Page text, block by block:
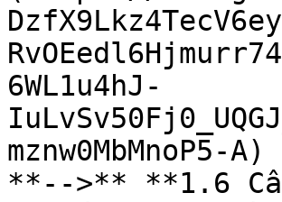
6WL1u4hJ-
**-->** **1.6